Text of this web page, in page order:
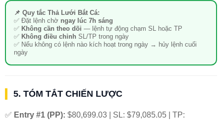
📌 Quy tắc Thả Lưới Bắt Cá:
✅ Đặt lệnh chờ ngay lúc 7h sáng
✅ Không cần theo dõi — lệnh tự động chạm SL hoặc TP
✅ Không điều chỉnh SL/TP trong ngày
✅ Nếu không có lệnh nào kích hoạt trong ngày → hủy lệnh cuối
ngày
5. TÓM TẮT CHIẾN LƯỢC
✅ Entry #1 (PP): $80,699.03 | SL: $79,085.05 | TP: